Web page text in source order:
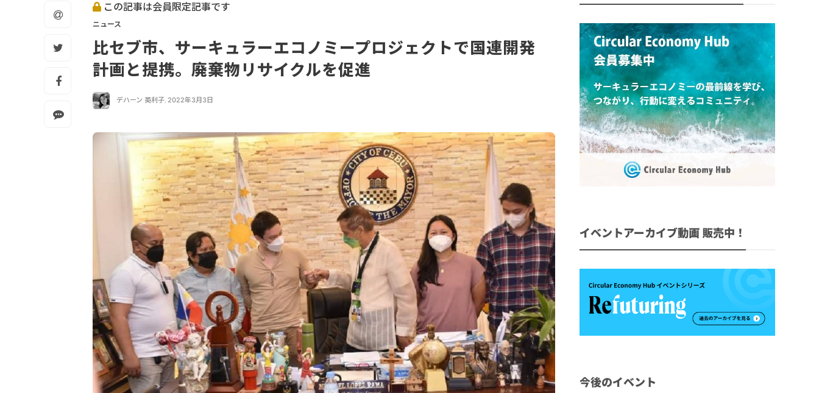
この記事は会員限定記事です
ニュース
比セブ市、サーキュラーエコノミープロジェクトで国連開発
計画と提携。廃棄物リサイクルを促進
デハーン 英利子, 2022年3月3日
イベントアーカイブ動画 販売中！
今後のイベント